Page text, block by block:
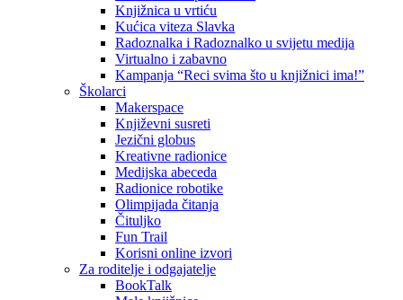
Knjižnica u vrtiću
Kućica viteza Slavka
Radoznalka i Radoznalko u svijetu medija
Virtualno i zabavno
Kampanja “Reci svima što u knjižnici ima!”
Školarci
Makerspace
Književni susreti
Jezični globus
Kreativne radionice
Medijska abeceda
Radionice robotike
Olimpijada čitanja
Čituljko
Fun Trail
Korisni online izvori
Za roditelje i odgajatelje
BookTalk